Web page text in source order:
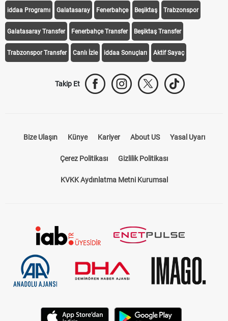
iddaa Programı Galatasaray Fenerbahçe Beşiktaş Trabzonspor
Galatasaray Transfer Fenerbahçe Transfer Beşiktaş Transfer
Trabzonspor Transfer Canlı İzle iddaa Sonuçları Aktif Sayaç
Takip Et
Bize Ulaşın Künye Kariyer About US Yasal Uyarı
Çerez Politikası Gizlilik Politikası
KVKK Aydınlatma Metni Kurumsal